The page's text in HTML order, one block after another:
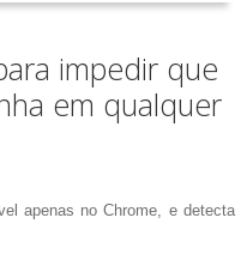
impedir que
em qualquer
apenas no Chrome, e detecta